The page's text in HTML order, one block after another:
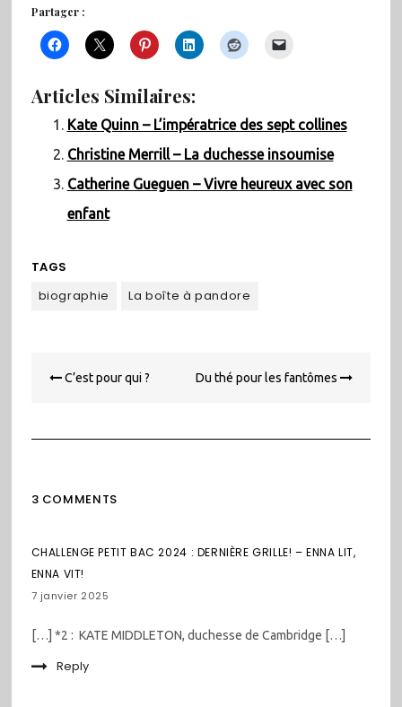
Partager :
Articles Similaires:
Kate Quinn – L’impératrice des sept collines
Christine Merrill – La duchesse insoumise
Catherine Gueguen – Vivre heureux avec son
enfant
TAGS
biographie
La boîte à pandore
de C’est pour qui ? Du thé pour les fantômes
3 COMMENTS
CHALLENGE PETIT BAC 2024 : DERNIÈRE GRILLE! – ENNA LIT,
ENNA VIT!
7 janvier 2025
[…] *2 : KATE MIDDLETON, duchesse de Cambridge […]
Reply